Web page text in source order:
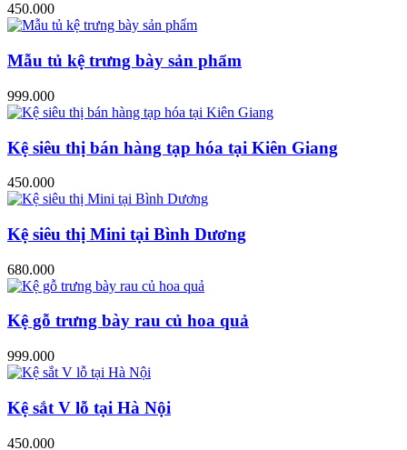
450.000
Mẫu tủ kệ trưng bày sản phẩm
999.000
Kệ siêu thị bán hàng tạp hóa tại Kiên Giang
450.000
Kệ siêu thị Mini tại Bình Dương
680.000
Kệ gỗ trưng bày rau củ hoa quả
999.000
Kệ sắt V lỗ tại Hà Nội
450.000